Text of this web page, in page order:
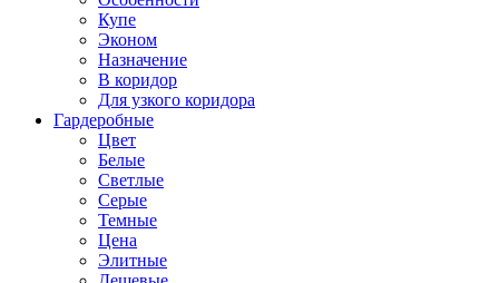
Купе
Эконом
Назначение
В коридор
Для узкого коридора
Гардеробные
Цвет
Белые
Светлые
Серые
Темные
Цена
Элитные